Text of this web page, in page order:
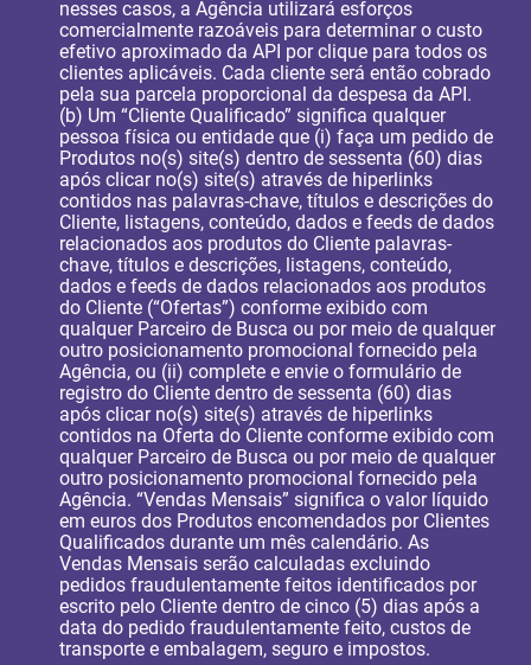
nesses casos, a Agência utilizará esforços
comercialmente razoáveis para determinar o custo
efetivo aproximado da API por clique para todos os
clientes aplicáveis. Cada cliente será então cobrado
pela sua parcela proporcional da despesa da API.
(b) Um “Cliente Qualificado” significa qualquer
pessoa física ou entidade que (i) faça um pedido de
Produtos no(s) site(s) dentro de sessenta (60) dias
após clicar no(s) site(s) através de hiperlinks
contidos nas palavras-chave, títulos e descrições do
Cliente, listagens, conteúdo, dados e feeds de dados
relacionados aos produtos do Cliente palavras-
chave, títulos e descrições, listagens, conteúdo,
dados e feeds de dados relacionados aos produtos
do Cliente (“Ofertas”) conforme exibido com
qualquer Parceiro de Busca ou por meio de qualquer
outro posicionamento promocional fornecido pela
Agência, ou (ii) complete e envie o formulário de
registro do Cliente dentro de sessenta (60) dias
após clicar no(s) site(s) através de hiperlinks
contidos na Oferta do Cliente conforme exibido com
qualquer Parceiro de Busca ou por meio de qualquer
outro posicionamento promocional fornecido pela
Agência. “Vendas Mensais” significa o valor líquido
em euros dos Produtos encomendados por Clientes
Qualificados durante um mês calendário. As
Vendas Mensais serão calculadas excluindo
pedidos fraudulentamente feitos identificados por
escrito pelo Cliente dentro de cinco (5) dias após a
data do pedido fraudulentamente feito, custos de
transporte e embalagem, seguro e impostos.